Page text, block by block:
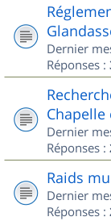
Dernier
Réponses :
Chapelle
Dernier
Réponses :
Raids
Dernier
Réponses :